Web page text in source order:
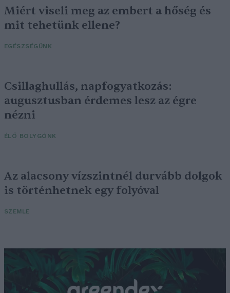
Miért viseli meg az embert a hőség és
mit tehetünk ellene?
EGÉSZSÉGÜNK
Csillaghullás, napfogyatkozás:
augusztusban érdemes lesz az égre
nézni
ÉLŐ BOLYGÓNK
Az alacsony vízszintnél durvább dolgok
is történhetnek egy folyóval
SZEMLE